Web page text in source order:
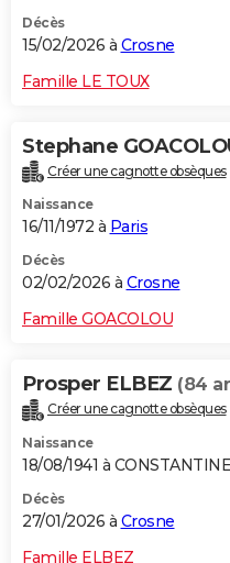
Décès
15/02/2026 à Crosne
Famille LE TOUX
Stephane
Créer une cagnotte obsèques
Naissance
16/11/1972 à Paris
Décès
02/02/2026 à Crosne
Famille GOACOLOU
Prosper ELBEZ (84
Créer une cagnotte obsèques
Naissance
18/08/1941 à
Décès
27/01/2026 à Crosne
Famille ELBEZ